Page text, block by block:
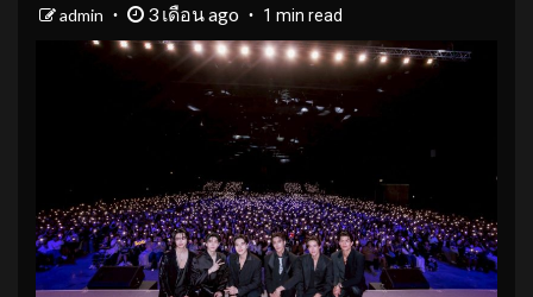
admin 3 เดือน ago 1 min read